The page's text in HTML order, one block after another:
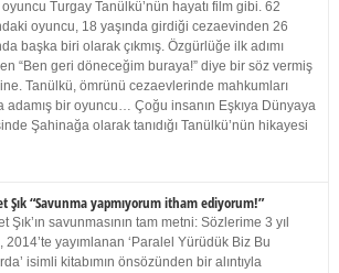
Turgay Tanülkü’nün hayatı film gibi. 62
oyuncu, 18 yaşında girdiği cezaevinden 26
başka biri olarak çıkmış. Özgürlüğe ilk adımı
“Ben geri döneceğim buraya!” diye bir söz vermiş
Tanülkü, ömrünü cezaevlerinde mahkumları
adamış bir oyuncu… Çoğu insanın Eşkıya Dünyaya
Şahinağa olarak tanıdığı Tanülkü’nün hikayesi
Şık “Savunma yapmıyorum itham ediyorum!”
Şık’ın savunmasının tam metni: Sözlerime 3 yıl
2014’te yayımlanan ‘Paralel Yürüdük Biz Bu
isimli kitabımın önsözünden bir alıntıyla